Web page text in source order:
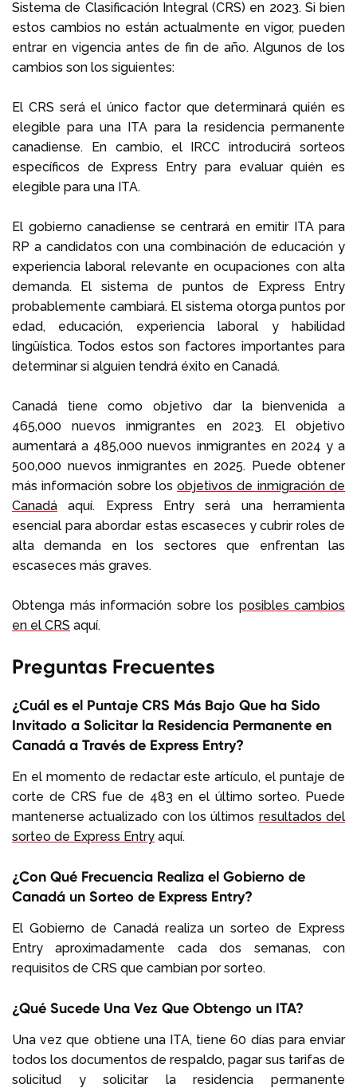
Sistema de Clasificación Integral (CRS) en 2023. Si bien
estos cambios no están actualmente en vigor, pueden
entrar en vigencia antes de fin de año. Algunos de los
cambios son los siguientes:
El CRS será el único factor que determinará quién es
elegible para una ITA para la residencia permanente
canadiense. En cambio, el IRCC introducirá sorteos
específicos de Express Entry para evaluar quién es
elegible para una ITA.
El gobierno canadiense se centrará en emitir ITA para
RP a candidatos con una combinación de educación y
experiencia laboral relevante en ocupaciones con alta
demanda. El sistema de puntos de Express Entry
probablemente cambiará. El sistema otorga puntos por
edad, educación, experiencia laboral y habilidad
lingüística. Todos estos son factores importantes para
determinar si alguien tendrá éxito en Canadá.
Canadá tiene como objetivo dar la bienvenida a
465,000 nuevos inmigrantes en 2023. El objetivo
aumentará a 485,000 nuevos inmigrantes en 2024 y a
500,000 nuevos inmigrantes en 2025. Puede obtener
más información sobre losobjetivos de inmigración de
Canadá aquí. Express Entry será una herramienta
esencial para abordar estas escaseces y cubrir roles de
alta demanda en los sectores que enfrentan las
escaseces más graves.
Obtenga más información sobre los posibles cambios
en el CRS aquí.
Preguntas Frecuentes
¿Cuál es el Puntaje CRS Más Bajo Que ha Sido
Invitado a Solicitar la Residencia Permanente en
Canadá a Través de Express Entry?
En el momento de redactar este artículo, el puntaje de
corte de CRS fue de 483 en el último sorteo. Puede
mantenerse actualizado con los últimos resultados del
sorteo de Express Entry aquí.
¿Con Qué Frecuencia Realiza el Gobierno de
Canadá un Sorteo de Express Entry?
El Gobierno de Canadá realiza un sorteo de Express
Entry aproximadamente cada dos semanas, con
requisitos de CRS que cambian por sorteo.
¿Qué Sucede Una Vez Que Obtengo un ITA?
Una vez que obtiene una ITA, tiene 60 días para enviar
todos los documentos de respaldo, pagar sus tarifas de
solicitud y solicitar la residencia permanente